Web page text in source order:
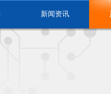
新闻资讯